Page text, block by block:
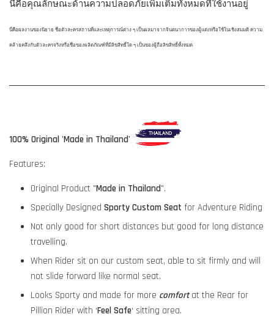
นี่คือคุณลักษณะด้านความปลอดภัยเพิ่มเติมทั้งหมดที่ใช้งานอยู่
นี่คือผลงานของนิยาย ชื่อตัวละครสถานที่และเหตุการณ์ต่าง ๆ เป็นผลมาจากจินตนาการของผู้แต่งหรือใช้ในเชิงสมมติ ความ
คล้ายคลึงกับตัวละครจริงหรือชื่อของผลิตภัณฑ์ที่มีลิขสิทธิ์ใด ๆ เป็นของผู้ถือลิขสิทธิ์ทั้งหมด
100% Original 'Made in Thailand'
Features:
Original Product "Made in Thailand".
Specially Designed Sporty Custom Seat for Adventure Riding
Not only good for short distances but good for long distance
travelling.
When Rider sit on our custom seat, able to sit firmly and will
not slide forward like normal seat.
Looks Sporty and made for more comfort at the Rear for
Pillion Rider with ‘Feel Safe‘ sitting area.